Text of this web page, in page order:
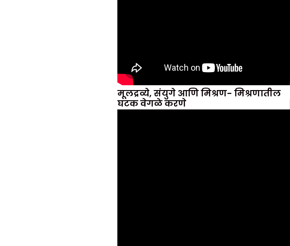
मूलद्रव्ये, संयुगे आणि मिश्रण- मिश्रणातील
घटक वेगळे करणे